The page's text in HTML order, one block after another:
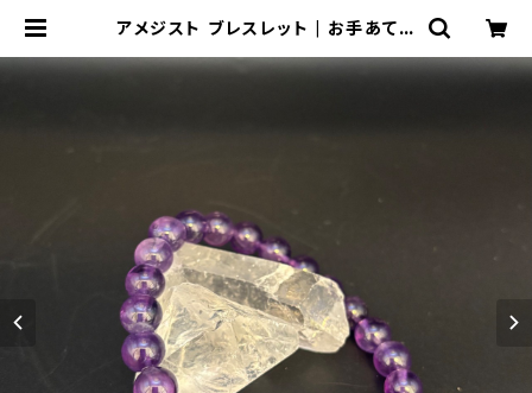
アメジスト ブレスレット | お手あてサ